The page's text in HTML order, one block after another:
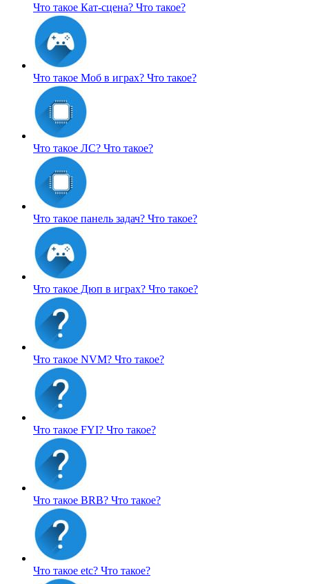
Что такое Кат-сцена? Что такое?
Что такое Моб в играх? Что такое?
Что такое ЛС? Что такое?
Что такое панель задач? Что такое?
Что такое Дюп в играх? Что такое?
Что такое NVM? Что такое?
Что такое FYI? Что такое?
Что такое BRB? Что такое?
Что такое etc? Что такое?